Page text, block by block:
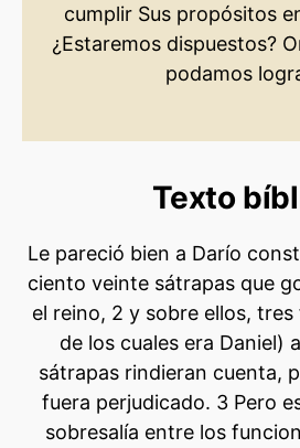
cumplir Sus propósitos
¿Estaremos dispuestos?
podamos
Texto
Le pareció bien a Darío
ciento veinte sátrapas que
el reino, 2 y sobre ellos,
de los cuales era Daniel)
sátrapas rindieran cuenta,
fuera perjudicado. 3 Pero
sobresalía entre los